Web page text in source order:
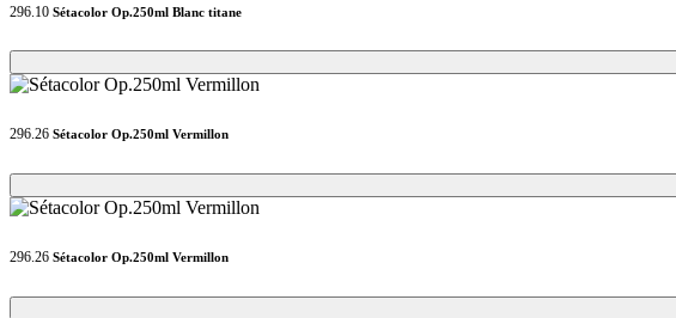
296.10 Sétacolor Op.250ml Blanc titane
Loading...
Loading...
296.26 Sétacolor Op.250ml Vermillon
Loading...
Loading...
296.26 Sétacolor Op.250ml Vermillon
Loading...
Loading...